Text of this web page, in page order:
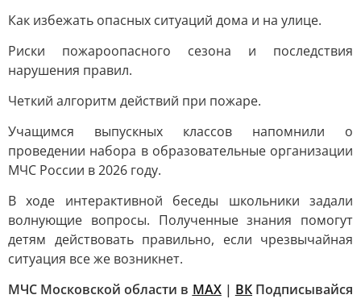
Как избежать опасных ситуаций дома и на улице.
Риски пожароопасного сезона и последствия
нарушения правил.
Четкий алгоритм действий при пожаре.
Учащимся выпускных классов напомнили о
проведении набора в образовательные организации
МЧС России в 2026 году.
В ходе интерактивной беседы школьники задали
волнующие вопросы. Полученные знания помогут
детям действовать правильно, если чрезвычайная
ситуация все же возникнет.
МЧС Московской области в MAX| ВКПодписывайся